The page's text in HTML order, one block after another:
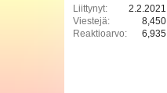
Liittynyt
2.2.2021
Viestejä
8,450
Reaktioarvo
6,935